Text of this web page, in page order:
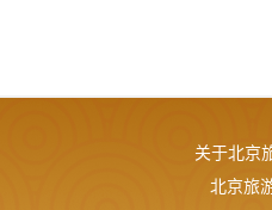
关于北京
北京旅